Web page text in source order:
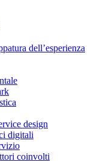
dell’esperienza
design
digitali
coinvolti